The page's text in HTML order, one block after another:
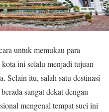
untuk memukau para
ini selalu menjadi tujuan
Selain itu, salah satu destinasi
sangat dekat dengan
mengenal tempat suci ini